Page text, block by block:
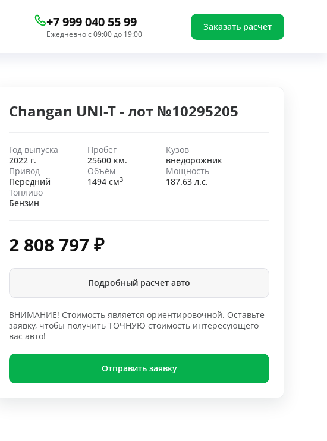
+7 999 040 55 99
Ежедневно с 09:00 до 19:00
Заказать расчет
Changan UNI-T - лот №10295205
Год выпуска
2022 г.
Пробег
25600 км.
Кузов
внедорожник
Привод
Передний
Объём
1494 см3
Мощность
187.63 л.с.
Топливо
Бензин
2 808 797₽
Подробный расчет авто
ВНИМАНИЕ! Стоимость является ориентировочной. Оставьте
заявку, чтобы получить ТОЧНУЮ стоимость интересующего
вас авто!
Отправить заявку